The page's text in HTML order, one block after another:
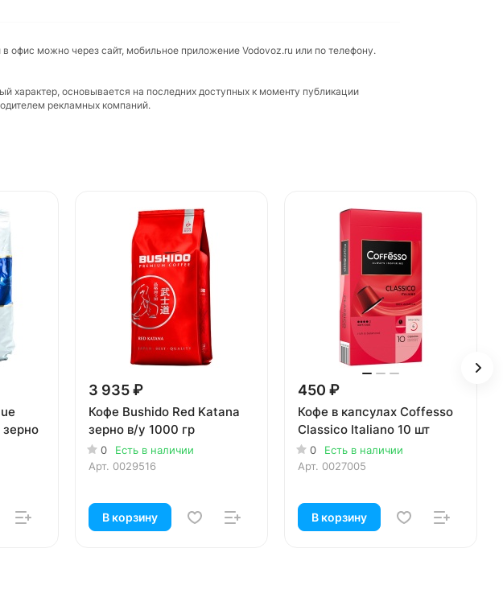
в офис можно через сайт, мобильное приложение Vodovoz.ru или по телефону.
характер, основывается на последних доступных к моменту публикации
рекламных компаний.
зерно
3 935 ₽
Кофе Bushido Red Katana
зерно в/у 1000 гр
0
Есть в наличии
Арт. 0029516
В корзину
450 ₽
Кофе в капсулах Coffesso
Classico Italiano 10 шт
0
Есть в наличии
Арт. 0027005
В корзину